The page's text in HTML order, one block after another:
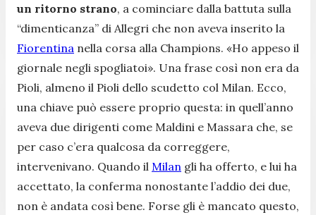
un ritorno strano, a cominciare dalla battuta sulla
“dimenticanza” di Allegri che non aveva inserito la
Fiorentina nella corsa alla Champions. «Ho appeso il
giornale negli spogliatoi». Una frase così non era da
Pioli, almeno il Pioli dello scudetto col Milan. Ecco,
una chiave può essere proprio questa: in quell’anno
aveva due dirigenti come Maldini e Massara che, se
per caso c’era qualcosa da correggere,
intervenivano. Quando il Milan gli ha offerto, e lui ha
accettato, la conferma nonostante l’addio dei due,
non è andata così bene. Forse gli è mancato questo,